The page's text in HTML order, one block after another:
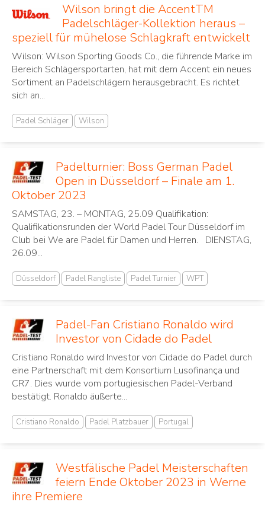
Wilson bringt die AccentTM
Padelschläger-Kollektion heraus –
speziell für mühelose Schlagkraft entwickelt
Wilson: Wilson Sporting Goods Co., die führende Marke im
Bereich Schlägersportarten, hat mit dem Accent ein neues
Sortiment an Padelschlägern herausgebracht. Es richtet
sich an...
Padel Schläger Wilson
Padelturnier: Boss German Padel
Open in Düsseldorf – Finale am 1.
Oktober 2023
SAMSTAG, 23. – MONTAG, 25.09 Qualifikation:
Qualifikationsrunden der World Padel Tour Düsseldorf im
Club bei We are Padel für Damen und Herren. DIENSTAG,
26.09...
Düsseldorf Padel Rangliste Padel Turnier WPT
Padel-Fan Cristiano Ronaldo wird
Investor von Cidade do Padel
Cristiano Ronaldo wird Investor von Cidade do Padel durch
eine Partnerschaft mit dem Konsortium Lusofinança und
CR7. Dies wurde vom portugiesischen Padel-Verband
bestätigt. Ronaldo äußerte...
Cristiano Ronaldo Padel Platzbauer Portugal
Westfälische Padel Meisterschaften
feiern Ende Oktober 2023 in Werne
ihre Premiere